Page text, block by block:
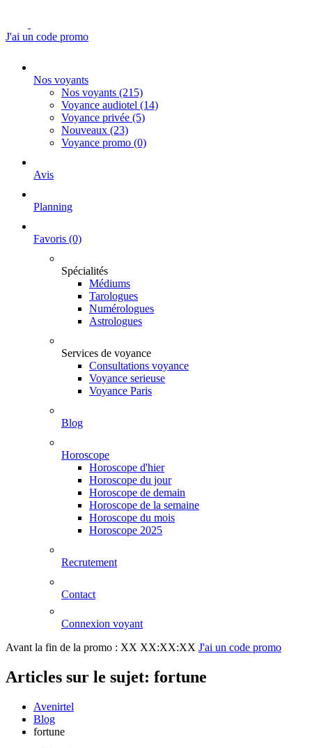
J'ai un code promo
Nos voyants
Nos voyants (215)
Voyance audiotel (14)
Voyance privée (5)
Nouveaux (23)
Voyance promo (0)
Avis
Planning
Favoris (0)
Spécialités
Médiums
Tarologues
Numérologues
Astrologues
Services de voyance
Consultations voyance
Voyance serieuse
Voyance Paris
Blog
Horoscope
Horoscope d'hier
Horoscope du jour
Horoscope de demain
Horoscope de la semaine
Horoscope du mois
Horoscope 2025
Recrutement
Contact
Connexion voyant
Avant la fin de la promo : XX XX:XX:XX J'ai un code promo
Articles sur le sujet: fortune
Avenirtel
Blog
fortune